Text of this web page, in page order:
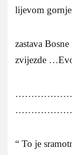
lijevom
zastava
zvijezde
“ To je